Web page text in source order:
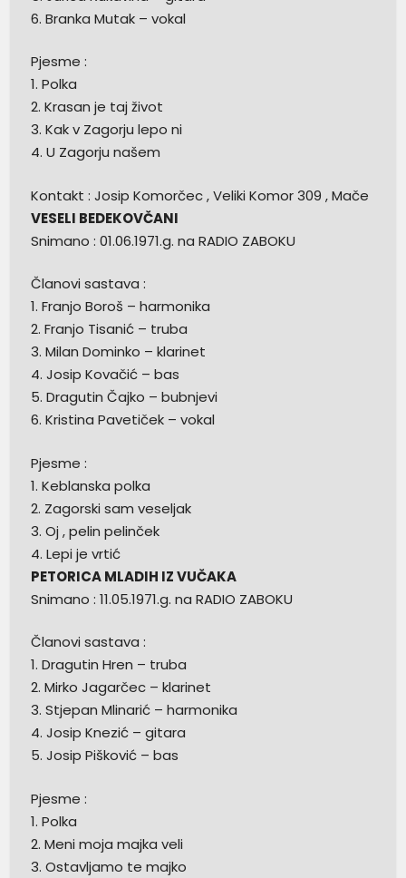
6. Branka Mutak – vokal
Pjesme :
1. Polka
2. Krasan je taj život
3. Kak v Zagorju lepo ni
4. U Zagorju našem
Kontakt : Josip Komorčec , Veliki Komor 309 , Mače
VESELI BEDEKOVČANI
Snimano : 01.06.1971.g. na RADIO ZABOKU
Članovi sastava :
1. Franjo Boroš – harmonika
2. Franjo Tisanić – truba
3. Milan Dominko – klarinet
4. Josip Kovačić – bas
5. Dragutin Čajko – bubnjevi
6. Kristina Pavetiček – vokal
Pjesme :
1. Keblanska polka
2. Zagorski sam veseljak
3. Oj , pelin pelinček
4. Lepi je vrtić
PETORICA MLADIH IZ VUČAKA
Snimano : 11.05.1971.g. na RADIO ZABOKU
Članovi sastava :
1. Dragutin Hren – truba
2. Mirko Jagarčec – klarinet
3. Stjepan Mlinarić – harmonika
4. Josip Knezić – gitara
5. Josip Pišković – bas
Pjesme :
1. Polka
2. Meni moja majka veli
3. Ostavljamo te majko